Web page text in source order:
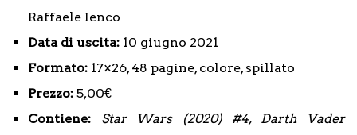
Raffaele Ienco
Data di uscita: 10 giugno 2021
Formato: 17×26, 48 pagine, colore, spillato
Prezzo: 5,00€
Contiene:
Star Wars (2020) #4, Darth Vader